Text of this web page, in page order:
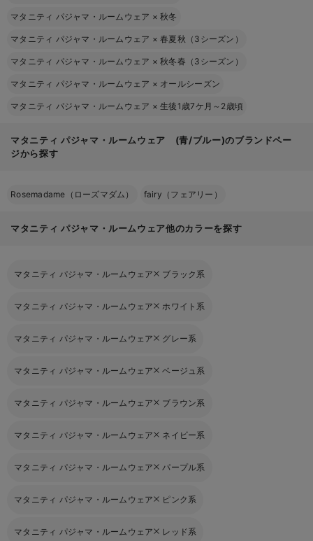
マタニティ パジャマ・ルームウェア ×秋冬
マタニティ パジャマ・ルームウェア ×春夏秋（3シーズン）
マタニティ パジャマ・ルームウェア ×秋冬春（3シーズン）
マタニティ パジャマ・ルームウェア × オールシーズン
マタニティ パジャマ・ルームウェア ×生後1歳7ケ月～2歳頃
マタニティ パジャマ・ルームウェア (青/ブルー)のブランドペー
ジから探す
Rosemadame（ローズマダム） fairy（フェアリー）
マタニティ パジャマ・ルームウェア他のカラーを探す
マタニティ パジャマ・ルームウェア ブラック系
マタニティ パジャマ・ルームウェア ホワイト系
マタニティ パジャマ・ルームウェア グレー系
マタニティ パジャマ・ルームウェア ベージュ系
マタニティ パジャマ・ルームウェア ブラウン系
マタニティ パジャマ・ルームウェア ネイビー系
マタニティ パジャマ・ルームウェア パープル系
マタニティ パジャマ・ルームウェア ピンク系
マタニティ パジャマ・ルームウェア レッド系